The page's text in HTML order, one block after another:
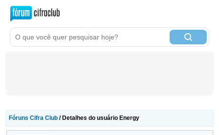
Fóruns Cifra Club/ Detalhes do usuário Energy